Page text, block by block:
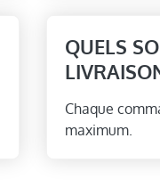
QUELS
Chaque
maximum.